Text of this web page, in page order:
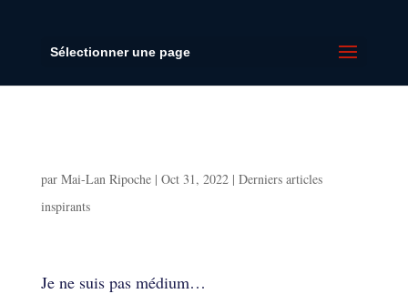
Sélectionner une page
par Mai-Lan Ripoche| Oct 31, 2022| Derniers articles
inspirants
Je ne suis pas médium…